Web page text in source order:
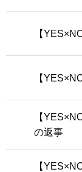
【
【
【
の返事
【